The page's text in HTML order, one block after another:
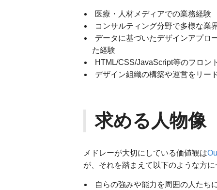
医療・人材メディアでの業務経験
コンサルティング分野で多様な業
データに基づいたデザインアプロ
た経験
HTML/CSS/JavaScript等のフロン
デザイン組織の構築や運営をリー
求める人物像
メドレーが大切にしている価値観は
が、それを踏まえて以下のような方
自らの強みや能力を周囲の人たち